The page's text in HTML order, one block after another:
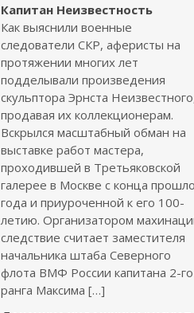
Капитан Неизвестность
Как выяснили военные
следователи СКР, аферисты на
протяжении многих лет
подделывали произведения
скульптора Эрнста
продавая их коллекционерам.
Вскрылся масштабный обман на
выставке работ мастера,
проходившей в Третьяковской
галерее в Москве с конца
года и приуроченной к его 100-
летию. Организатором
следствие считает заместителя
начальника штаба Северного
флота ВМФ России капитана 2-го
ранга Максима […]